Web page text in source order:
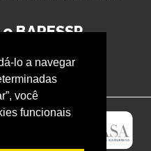
lo a navegar
você
funcionais
BARESSP